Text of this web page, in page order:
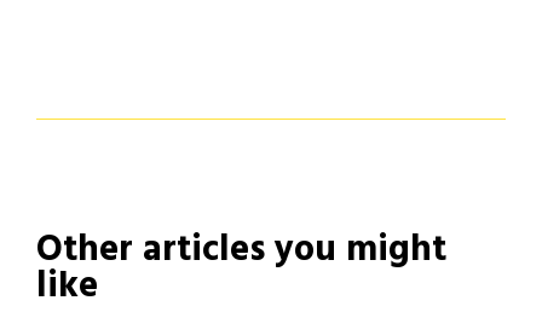
Other articles you might
like